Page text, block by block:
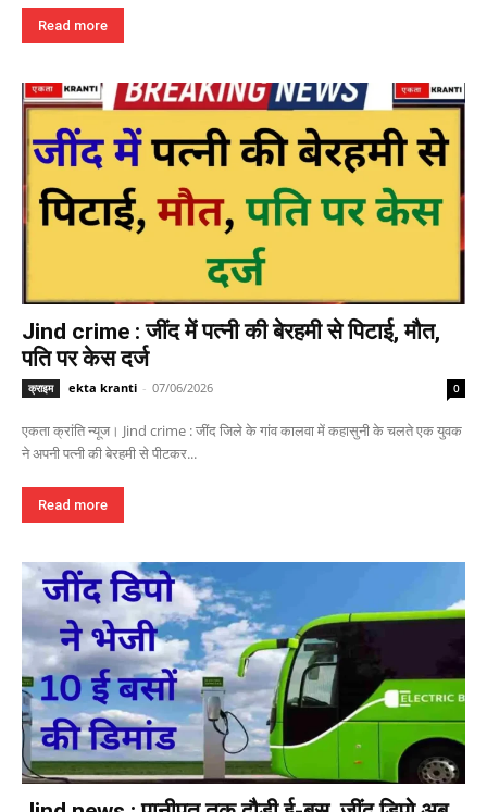
Read more
Jind crime : जींद में पत्नी की बेरहमी से पिटाई, मौत,
पति पर केस दर्ज
क्राइम ekta kranti - 07/06/2026 0
एकता क्रांति न्यूज। Jind crime : जींद जिले के गांव कालवा में कहासुनी के चलते एक युवक
ने अपनी पत्नी की बेरहमी से पीटकर...
Read more